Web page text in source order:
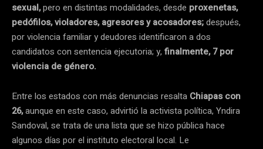
sexual,pero en distintas modalidades, desde proxenetas,
pedófilos, violadores, agresores y acosadores;después,
por violencia familiar y deudores identificaron a dos
candidatos con sentencia ejecutoria; y, finalmente, 7 por
violencia de género.
Entre los estados con más denuncias resalta Chiapas con
26,aunque en este caso, advirtió la activista política, Yndira
Sandoval, se trata de una lista que se hizo pública hace
algunos días por el instituto electoral local. Le